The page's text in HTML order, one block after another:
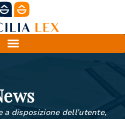
a disposizione dell’utente,